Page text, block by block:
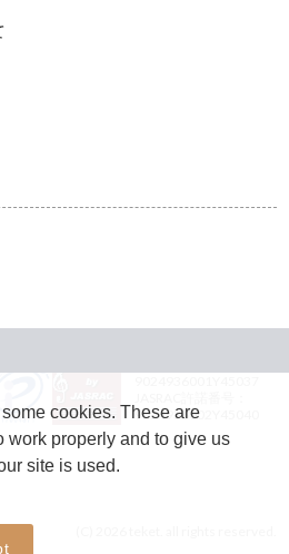
9024936002Y45040
cookies. These are
work properly and to give us
site is used.